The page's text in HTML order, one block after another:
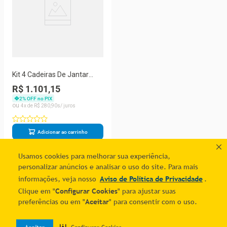
Usamos cookies para melhorar sua experiência,
personalizar anúncios e analisar o uso do site. Para mais
informações, veja nosso Aviso de Política de Privacidade .
Clique em "Configurar Cookies" para ajustar suas
preferências ou em "Aceitar" para consentir com o uso.
Kit 4 Cadeiras De Jantar
Lara Cromada Para Cozinha
Assento Corino Branco -
Aurora Line
R$ 1.101,15
2% OFF no PIX
4
R$ 28090
Adicionar ao carrinho